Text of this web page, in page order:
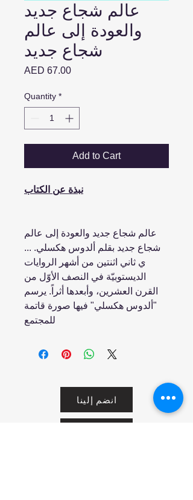
عالم شجاع جديد
والعودة إلى عالم
شجاع جديد
AED 67.00Price
Quantity *
Add to Cart
نبذة عن الكتاب
عالم شجاع جديد والعودة إلى عالم
شجاع جديد بقلم ألدوس هكسلي. ...
ي ثاني اثنتين من أشهر الروايات
الديستوبيّة في النصف الأوّل من
القرن العشرين، وأبعدها أثراً. يرسم
"ألدوس هكسلي" فيها صورة قاتمة
للمجتمع
انضم إلينا